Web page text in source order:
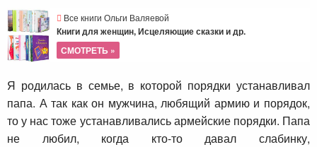
Все книги Ольги Валяевой
Книги для женщин, Исцеляющие сказки и др.
СМОТРЕТЬ »
Я родилась в семье, в которой порядки устанавливал
папа. А так как он мужчина, любящий армию и порядок,
то у нас тоже устанавливались армейские порядки. Папа
не любил, когда кто-то давал слабинку,